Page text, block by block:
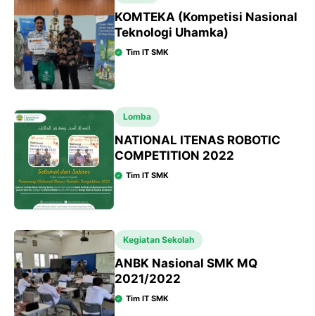
KOMTEKA (Kompetisi Nasional
Teknologi Uhamka)
Tim IT SMK
Lomba
NATIONAL ITENAS ROBOTIC
COMPETITION 2022
Tim IT SMK
Kegiatan Sekolah
ANBK Nasional SMK MQ
2021/2022
Tim IT SMK